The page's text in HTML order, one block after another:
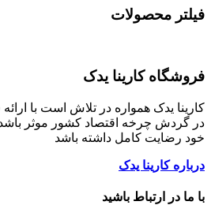
فیلتر محصولات
فروشگاه کارینا یدک
کارینا یدک همواره در تلاش است با
در گردش چرخه اقتصاد کشور موثر باشد
خود رضایت کامل داشته باشد
درباره کارینا یدک
با ما در ارتباط باشید